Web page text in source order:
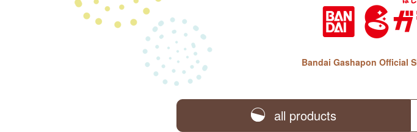
Bandai Gashapon Official
all products